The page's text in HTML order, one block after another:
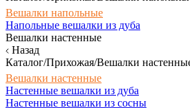
Вешалки напольные
Напольные вешалки из дуба
Вешалки настенные
Назад
Каталог/Прихожая/Вешалки
Вешалки настенные
Настенные вешалки из дуба
Настенные вешалки из сосны